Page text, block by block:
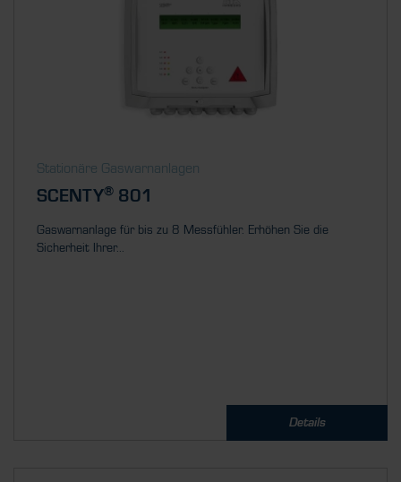
Stationäre Gaswarnanlagen
SCENTY® 801
Gaswarnanlage für bis zu 8 Messfühler. Erhöhen Sie die
Sicherheit Ihrer...
Details